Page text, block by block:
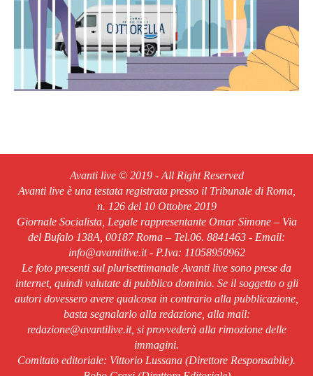
Avanti live © 2019 - All Right Reserved
Avanti live è una testata registrata presso il Tribunale di Roma,
n. 126 del 10 Ottobre 2019
Giornale Socialista, Legale rappresentante Omar Simone – Via
del Bufalo 138A, 00187 Roma – Tel.06. 8841463 - Email:
info@avantilive.it - P.Iva: 11058950962
Le foto presenti sul plurisettimanale Avanti live sono prese da
internet, quindi valutate di pubblico dominio. Se il soggetto o gli
autori dovessero avere qualcosa in contrario alla pubblicazione,
basta segnalarlo alla redazione, alla mail:
redazione@avantilive.it, si provvederà alla rimozione delle
immagini.
Comitato editoriale: Vittorio Lussana (Direttore Responsabile).